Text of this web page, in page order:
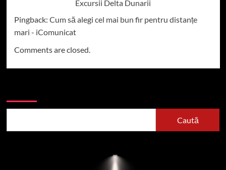
Excursii Delta Dunarii
Pingback: Cum să alegi cel mai bun fir pentru distanțe
mari - iComunicat
Comments are closed.
Caută